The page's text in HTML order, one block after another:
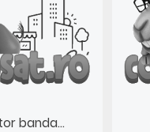
banda...